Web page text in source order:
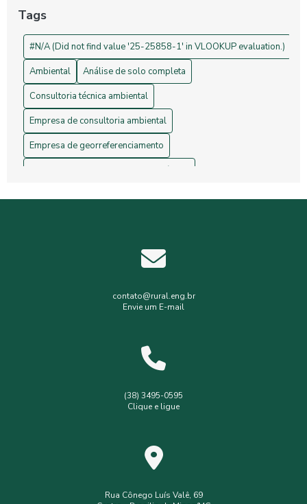
Drones na Topografia: Revolucionando Medições e Mapas
Tags
#N/A (Did not find value '25-25858-1' in VLOOKUP evaluation.)
Ambiental
Análise de solo completa
Consultoria técnica ambiental
Empresa de consultoria ambiental
Empresa de georreferenciamento
Empresa de gerenciamento de resíduos
Gerenciamento de resíduos hospitalares
Gerenciamento de resíduos sólidos
Levantamento planialtimétrico cadastral
Levantamento topográfico com drone
analise de solo interpretação
assistência técnica
contato@rural.eng.br
Envie um E-mail
(38) 3495-0595
Clique e ligue
Rua Cônego Luís Valê, 69